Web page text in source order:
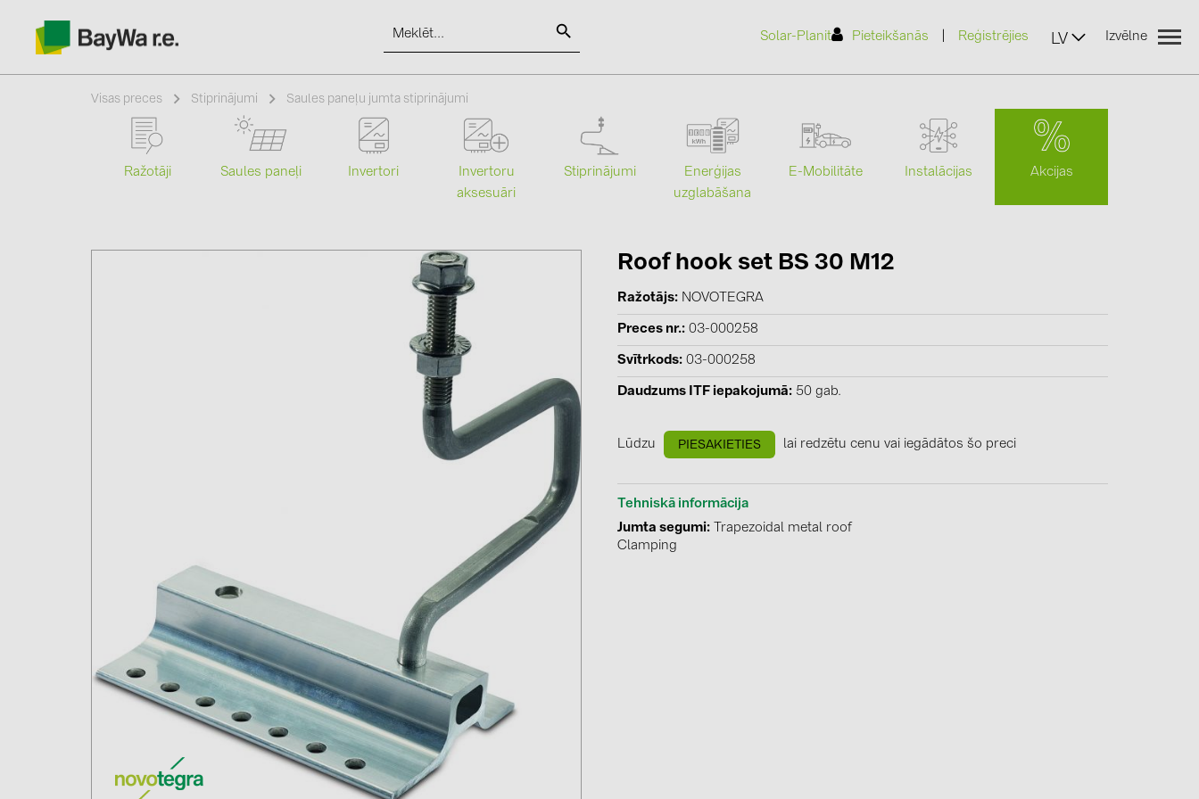
Solar-Planit Pieteikšanās Reģistrējies LV Izvēlne
SOLAR-PLANIT
Produkti
Kategorijas
Saules paneļi (19)
Invertoru aksesuāri (82)
Enerģijas uzglabāšana (71)
E-Mobilitāte (19)
Instalācijas (87)
Ražotāji
ABB (21)
BAKS (51)
BUDMAT (6)
EVOPIPES (7)
FRONIUS (42)
GROMTOR (32)
HUAWEI (53)
JINKO (1)
LEADER (6)
Visas preces Stiprinājumi Saules paneļu jumta stiprinājumi
Ražotāji Saules paneļi Invertori
Invertoru
aksesuāri
Stiprinājumi
Enerģijas
uzglabāšana
E-Mobilitāte Instalācijas Akcijas
Roof hook set BS 30 M12
Ražotājs NOVOTEGRA
Preces nr. 03-000258
Svītrkods 03-000258
Daudzums ITF iepakojumā 50 gab.
Lūdzu PIESAKIETIES lai redzētu cenu vai iegādātos šo preci
Tehniskā informācija
Jumta segumi
Trapezoidal metal roof
Clamping